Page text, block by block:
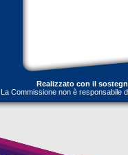
Realizzato con il
La Commissione non è responsabile